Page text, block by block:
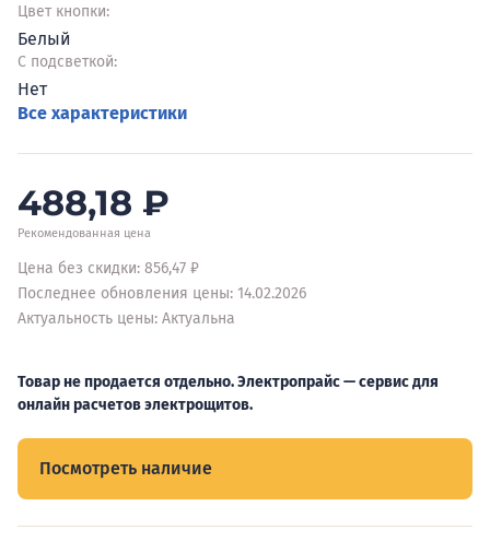
Цвет кнопки:
Белый
С подсветкой:
Нет
Все характеристики
488,18 ₽
Рекомендованная цена
Цена без скидки: 856,47 ₽
Последнее обновления цены: 14.02.2026
Актуальность цены: Актуальна
Товар не продается отдельно. Электропрайс — сервис для
онлайн расчетов электрощитов.
Посмотреть наличие